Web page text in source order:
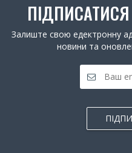
Залиште свою едектронну
новини та